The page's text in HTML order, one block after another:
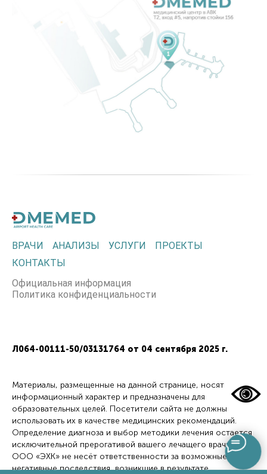
ВРАЧИ АНАЛИЗЫ УСЛУГИ
ПРОЕКТЫ
КОНТАКТЫ
Официальная информация
Политика конфиденциальности
Л064-00111-50/03131764 от 04 сентября 2025 г.
Материалы, размещенные на данной странице, носят
информационный характер и предназначены для
образовательных целей. Посетители сайта не должны
использовать их в качестве медицинских рекомендаций.
Определение диагноза и выбор методики лечения остается
исключительной прерогативой вашего лечащего врача!
ООО «ЭХК» не несёт ответственности за возможные
негативные последствия, возникшие в результате